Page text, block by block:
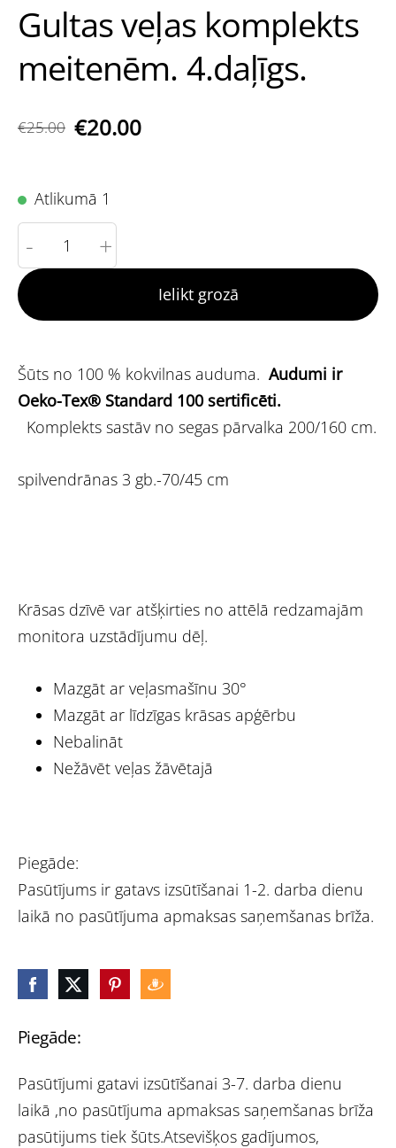
Piegāde:
Pasūtījumi gatavi izsūtīšanai 3-7. darba dienu
laikā ,no pasūtījuma apmaksas saņemšanas brīža
pasūtijums tiek šūts.Atsevišķos gadījumos,
Gultas veļas komplekts
meitenēm. 4.daļīgs.
€25.00 €20.00
Atlikumā 1
- +
Ielikt grozā
Šūts no 100 % kokvilnas auduma. Audumi ir
Oeko-Tex® Standard 100 sertificēti.
Komplekts sastāv no segas pārvalka 200/160 cm.
spilvendrānas 3 gb.-70/45 cm
Krāsas dzīvē var atšķirties no attēlā redzamajām
monitora uzstādījumu dēļ.
Mazgāt ar veļasmašīnu 30°
Mazgāt ar līdzīgas krāsas apģērbu
Nebalināt
Nežāvēt veļas žāvētajā
Piegāde:
Pasūtījums ir gatavs izsūtīšanai 1-2. darba dienu
laikā no pasūtījuma apmaksas saņemšanas brīža.